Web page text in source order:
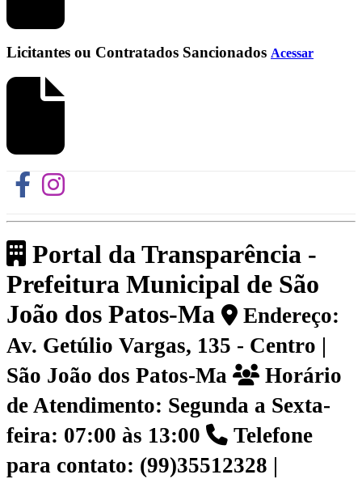
Licitantes ou Contratados Sancionados Acessar
Portal da Transparência -
Prefeitura Municipal de São
João dos Patos-Ma
Endereço:
Av. Getúlio Vargas, 135 - Centro |
São João dos Patos-Ma
Horário
de Atendimento: Segunda a Sexta-
feira: 07:00 às 13:00
Telefone
para contato: (99)35512328 |